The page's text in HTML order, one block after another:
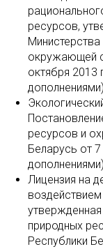
ресурсов,
окружающей
октября 2013
ресурсов и
Беларусь от
Лицензия на
природных
Республики